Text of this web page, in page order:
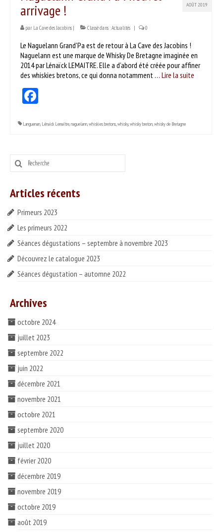
Idées recettes
ESPACE PROS
Notre offre
AOÛT 2019
arrivage !
par La Cave des Jacobins | Classé dans :Actualités | 0
Le Naguelann Grand'Pa est de retour à La Cave des Jacobins !
Naguelann est une marque de Whisky De Bretagne imaginée en
2014 par Lénaïck LEMAITRE. Elle a d’abord été créée pour affiner
des whiskies bretons, ce qui donna notamment … Lire la suite­­
Languenan, Lénaïck Lemaître,naguelann,whiskies bretons,whisky,whisky breton,whisky de Bretagne
Rechercher
:
Articles récents
Primeurs 2023
Les primeurs 2022
Séances dégustations – septembre à novembre 2023
Découvrez le catalogue 2023
Séances dégustation – automne 2022
Archives
octobre 2024
juillet 2023
septembre 2022
juin 2022
décembre 2021
novembre 2021
octobre 2021
septembre 2020
juillet 2020
février 2020
décembre 2019
novembre 2019
octobre 2019
août 2019